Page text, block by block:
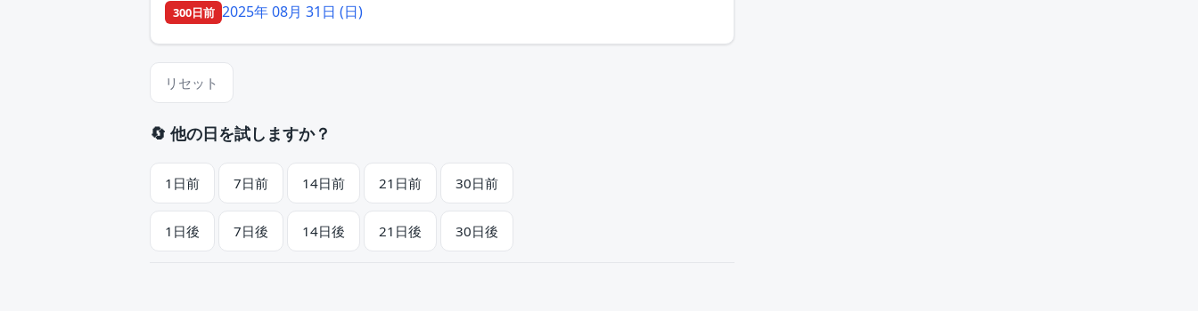
300日前 2025年 08月 31日 (日)
リセット
🔄 他の日を試しますか？
1日前 7日前 14日前 21日前 30日前
1日後 7日後 14日後 21日後 30日後